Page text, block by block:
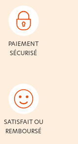
PAIEMENT
SÉCURISÉ
SATISFAIT OU
REMBOURSÉ